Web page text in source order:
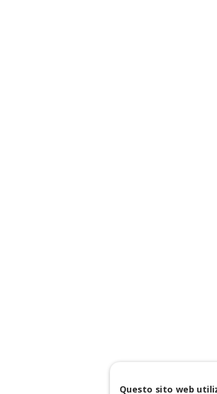
Questo sito web